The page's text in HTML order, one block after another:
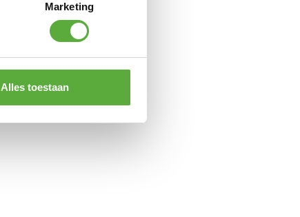
Marketing
Alles toestaan